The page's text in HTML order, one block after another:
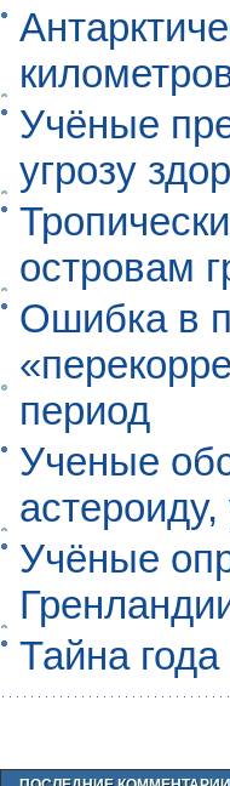
Учёные
угрозу
островам
Ошибка в
период
Ученые
Учёные
Тайна